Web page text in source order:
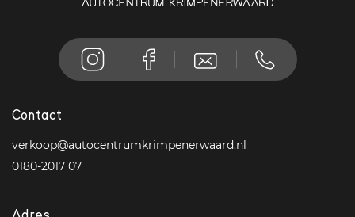
Contact
verkoop@autocentrumkrimpenerwaard.nl
0180-2017 07